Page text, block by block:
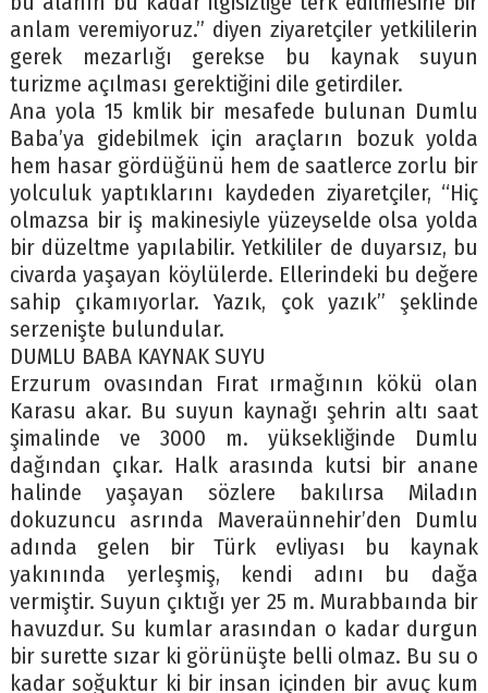
anlam veremiyoruz.” diyen ziyaretçiler yetkililerin
gerek mezarlığı gerekse bu kaynak suyun
turizme açılması gerektiğini dile getirdiler.
Ana yola 15 kmlik bir mesafede bulunan Dumlu
Baba’ya gidebilmek için araçların bozuk yolda
hem hasar gördüğünü hem de saatlerce zorlu bir
yolculuk yaptıklarını kaydeden ziyaretçiler, “Hiç
olmazsa bir iş makinesiyle yüzeyselde olsa yolda
bir düzeltme yapılabilir. Yetkililer de duyarsız, bu
civarda yaşayan köylülerde. Ellerindeki bu değere
sahip çıkamıyorlar. Yazık, çok yazık” şeklinde
serzenişte bulundular.
DUMLU BABA KAYNAK SUYU
Erzurum ovasından Fırat ırmağının kökü olan
Karasu akar. Bu suyun kaynağı şehrin altı saat
şimalinde ve 3000 m. yüksekliğinde Dumlu
dağından çıkar. Halk arasında kutsi bir anane
halinde yaşayan sözlere bakılırsa Miladın
dokuzuncu asrında Maveraünnehir’den Dumlu
adında gelen bir Türk evliyası bu kaynak
yakınında yerleşmiş, kendi adını bu dağa
vermiştir. Suyun çıktığı yer 25 m. Murabbaında bir
havuzdur. Su kumlar arasından o kadar durgun
bir surette sızar ki görünüşte belli olmaz. Bu su o
kadar soğuktur ki bir insan içinden bir avuç kum